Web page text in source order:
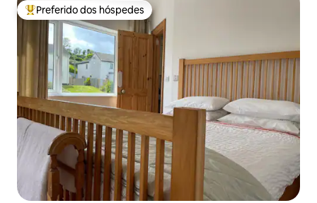
Entre os melhores preferidos dos hóspedes
Preferido dos hóspedes